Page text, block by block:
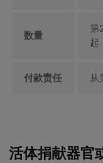
数量
第
起
付款责任 从
活体捐献器官